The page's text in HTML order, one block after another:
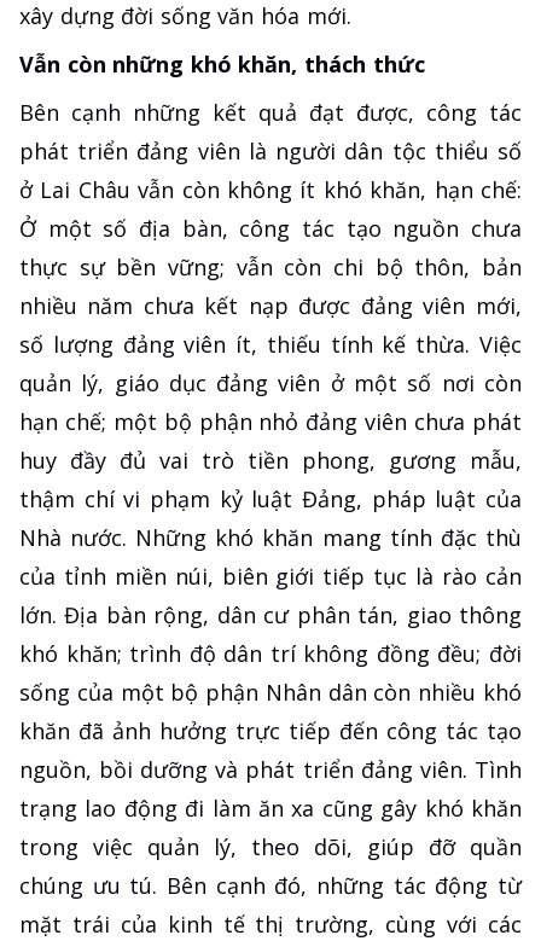
xây dựng đời sống văn hóa mới.
Vẫn còn những khó khăn, thách thức
Bên cạnh những kết quả đạt được, công tác
phát triển đảng viên là người dân tộc thiểu số
ở Lai Châu vẫn còn không ít khó khăn, hạn chế:
Ở một số địa bàn, công tác tạo nguồn chưa
thực sự bền vững; vẫn còn chi bộ thôn, bản
nhiều năm chưa kết nạp được đảng viên mới,
số lượng đảng viên ít, thiếu tính kế thừa. Việc
quản lý, giáo dục đảng viên ở một số nơi còn
hạn chế; một bộ phận nhỏ đảng viên chưa phát
huy đầy đủ vai trò tiền phong, gương mẫu,
thậm chí vi phạm kỷ luật Đảng, pháp luật của
Nhà nước. Những khó khăn mang tính đặc thù
của tỉnh miền núi, biên giới tiếp tục là rào cản
lớn. Địa bàn rộng, dân cư phân tán, giao thông
khó khăn; trình độ dân trí không đồng đều; đời
sống của một bộ phận Nhân dân còn nhiều khó
khăn đã ảnh hưởng trực tiếp đến công tác tạo
nguồn, bồi dưỡng và phát triển đảng viên. Tình
trạng lao động đi làm ăn xa cũng gây khó khăn
trong việc quản lý, theo dõi, giúp đỡ quần
chúng ưu tú. Bên cạnh đó, những tác động từ
mặt trái của kinh tế thị trường, cùng với các